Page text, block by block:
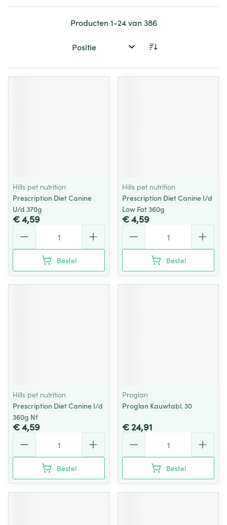
Producten1-24van386
Sorteer op:
Hills pet nutrition
Prescription Diet Canine
U/d 370g
€ 4,59
Bestel
Hills pet nutrition
Prescription Diet Canine I/d
Low Fat 360g
€ 4,59
Bestel
Hills pet nutrition
Prescription Diet Canine I/d
360g Nf
€ 4,59
Bestel
Proglan
Proglan Kauwtabl. 30
€ 24,91
Bestel